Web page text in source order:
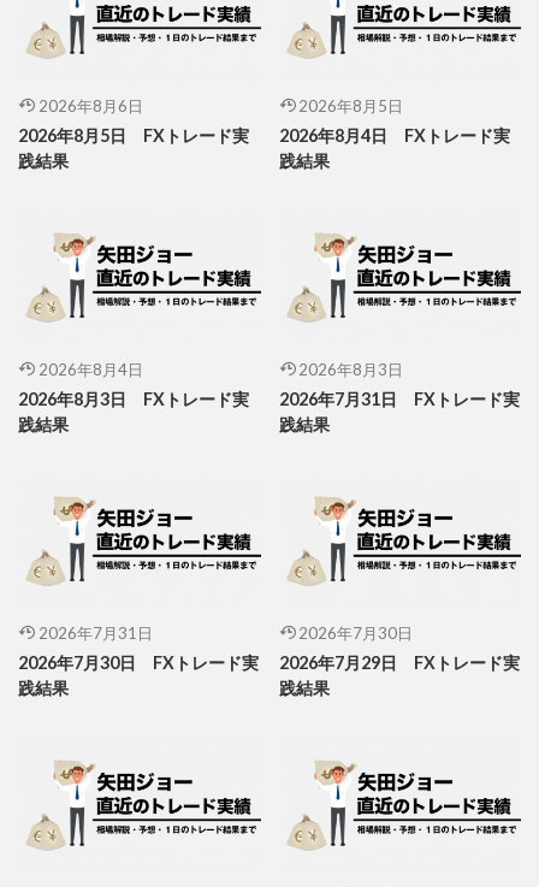
2026年8月6日
2026年8月5日 FXトレード実
践結果
2026年8月5日
2026年8月4日 FXトレード実
践結果
2026年8月4日
2026年8月3日 FXトレード実
践結果
2026年8月3日
2026年7月31日 FXトレード実
践結果
2026年7月31日
2026年7月30日 FXトレード実
践結果
2026年7月30日
2026年7月29日 FXトレード実
践結果